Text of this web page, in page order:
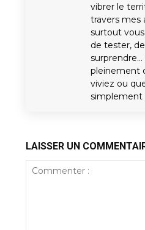
vibrer le
travers mes
surtout
de tester,
pleinement
viviez ou
simplement
LAISSER UN